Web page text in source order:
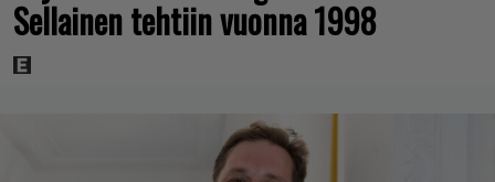
Sellainen tehtiin vuonna 1998